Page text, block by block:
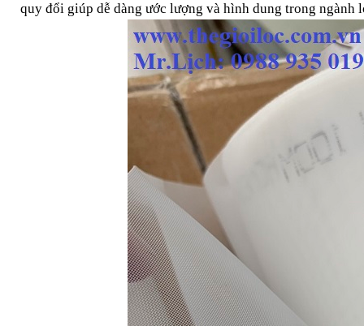
quy đổi giúp dễ dàng ước lượng và hình dung trong ngành